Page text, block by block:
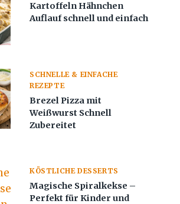
Kartoffeln Hähnchen
Auflauf schnell und einfach
SCHNELLE & EINFACHE
REZEPTE
Brezel Pizza mit
Weißwurst Schnell
Zubereitet
KÖSTLICHE DESSERTS
Magische Spiralkekse –
Perfekt für Kinder und